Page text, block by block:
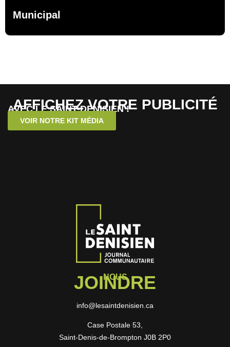
Municipal
AFFICHEZ VOTRE PUBLICITÉ
AVEC LE SAINT-DENISIEN !
VOIR NOTRE KIT MÉDIA
NOUS
JOINDRE
info@lesaintdenisien.ca
Case Postale 53,
Saint-Denis-de-Brompton J0B 2P0